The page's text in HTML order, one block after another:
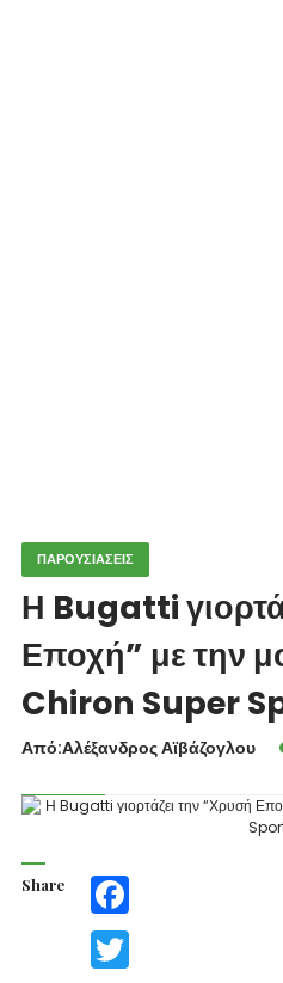
ΠΑΡΟΥΣΙΑΣΕΙΣ
Η Bugatti
Εποχή” με την
Chiron Super
Από:Aλέξανδρος Αϊβάζογλου
Share Facebook
Twitter